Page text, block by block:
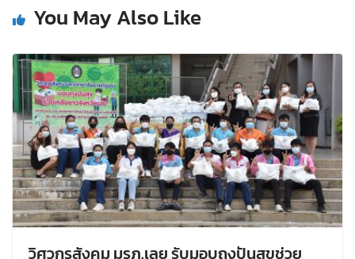
You May Also Like
วิศวกรสังคม มรภ.เลย รับมอบถุงปันสุขช่วย